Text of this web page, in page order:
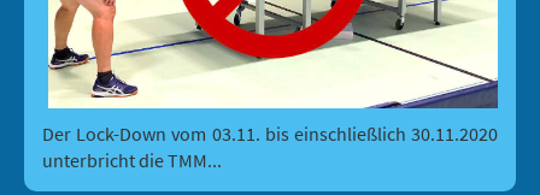
Der Lock-Down vom 03.11. bis einschließlich 30.11.2020
unterbricht die TMM...